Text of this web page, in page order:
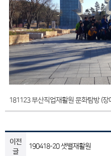
181123 부산직업재활원 문화탐방 (
이전
글
190418-20 샛별재활원